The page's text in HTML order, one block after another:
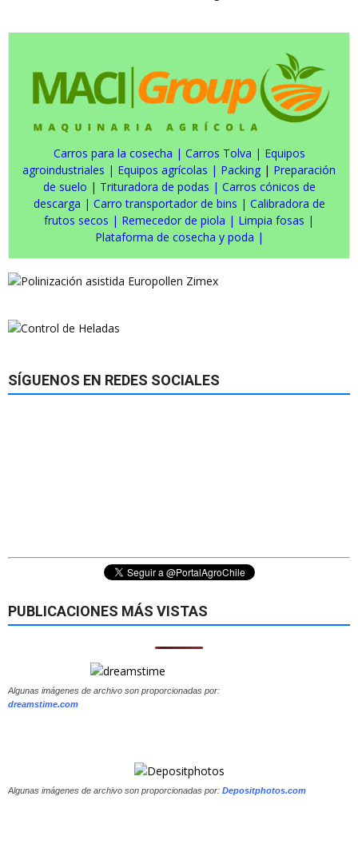
Carros para la cosecha | Carros Tolva | Equipos
agroindustriales | Equipos agrícolas | Packing | Preparación
de suelo | Trituradora de podas | Carros cónicos de
descarga | Carro transportador de bins | Calibradora de
frutos secos | Remecedor de piola | Limpia fosas |
Plataforma de cosecha y poda |
SÍGUENOS EN REDES SOCIALES
PUBLICACIONES MÁS VISTAS
Algunas imágenes de archivo son proporcionadas por:
dreamstime.com
Algunas imágenes de archivo son proporcionadas por: Depositphotos.com